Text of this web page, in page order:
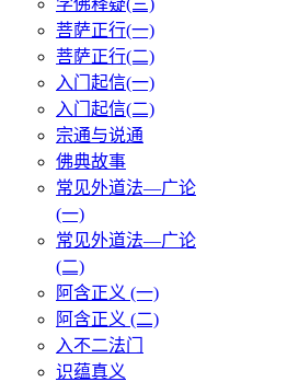
学佛释疑(三)
菩萨正行(一)
菩萨正行(二)
入门起信(一)
入门起信(二)
宗通与说通
佛典故事
常见外道法—广论
(一)
常见外道法—广论
(二)
阿含正义 (一)
阿含正义 (二)
入不二法门
识蕴真义